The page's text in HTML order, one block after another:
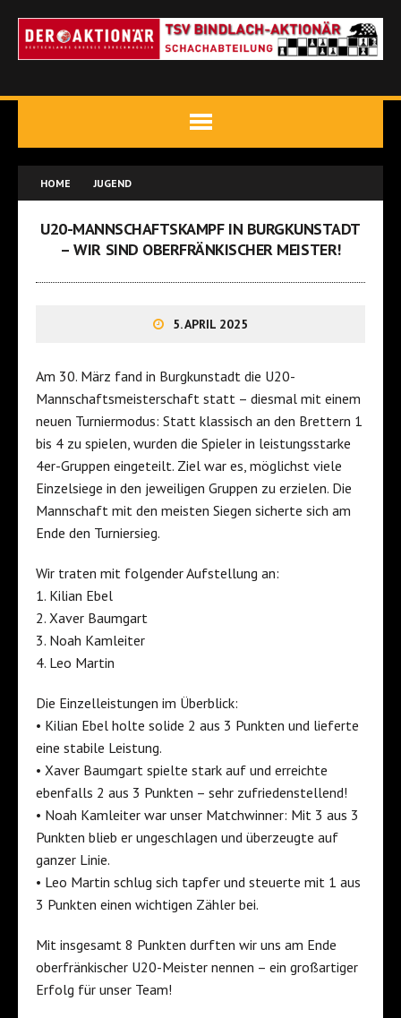
HOME JUGEND
U20-MANNSCHAFTSKAMPF IN BURGKUNSTADT
– WIR SIND OBERFRÄNKISCHER MEISTER!
5. APRIL 2025
Am 30. März fand in Burgkunstadt die U20-
Mannschaftsmeisterschaft statt – diesmal mit einem
neuen Turniermodus: Statt klassisch an den Brettern 1
bis 4 zu spielen, wurden die Spieler in leistungsstarke
4er-Gruppen eingeteilt. Ziel war es, möglichst viele
Einzelsiege in den jeweiligen Gruppen zu erzielen. Die
Mannschaft mit den meisten Siegen sicherte sich am
Ende den Turniersieg.
Wir traten mit folgender Aufstellung an:
1. Kilian Ebel
2. Xaver Baumgart
3. Noah Kamleiter
4. Leo Martin
Die Einzelleistungen im Überblick:
• Kilian Ebel holte solide 2 aus 3 Punkten und lieferte
eine stabile Leistung.
• Xaver Baumgart spielte stark auf und erreichte
ebenfalls 2 aus 3 Punkten – sehr zufriedenstellend!
• Noah Kamleiter war unser Matchwinner: Mit 3 aus 3
Punkten blieb er ungeschlagen und überzeugte auf
ganzer Linie.
• Leo Martin schlug sich tapfer und steuerte mit 1 aus
3 Punkten einen wichtigen Zähler bei.
Mit insgesamt 8 Punkten durften wir uns am Ende
oberfränkischer U20-Meister nennen – ein großartiger
Erfolg für unser Team!